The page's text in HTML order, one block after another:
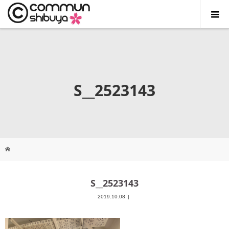
S__2523143
S__2523143
2019.10.08